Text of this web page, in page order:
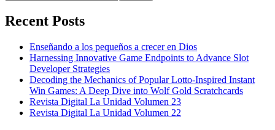
Recent Posts
Enseñando a los pequeños a crecer en Dios
Harnessing Innovative Game Endpoints to Advance Slot
Developer Strategies
Decoding the Mechanics of Popular Lotto-Inspired Instant
Win Games: A Deep Dive into Wolf Gold Scratchcards
Revista Digital La Unidad Volumen 23
Revista Digital La Unidad Volumen 22